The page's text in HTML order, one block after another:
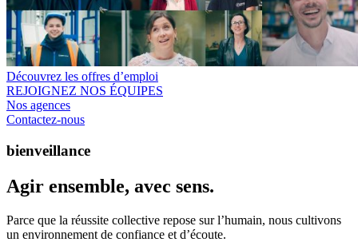
Découvrez les offres d’emploi
REJOIGNEZ NOS ÉQUIPES
Nos agences
Contactez-nous
bienveillance
Agir ensemble, avec sens.
Parce que la réussite collective repose sur l’humain, nous cultivons
un environnement de confiance et d’écoute.